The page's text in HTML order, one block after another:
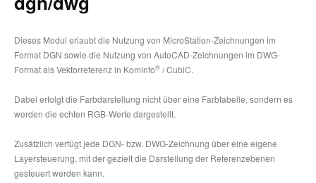
Dieses Modul erlaubt die Nutzung von MicroStation-Zeichnungen im
Format DGN sowie die Nutzung von AutoCAD-Zeichnungen im DWG-
Format als Vektorreferenz in Kominfo® / CubiC.
Dabei erfolgt die Farbdarstellung nicht über eine Farbtabelle, sondern es
werden die echten RGB-Werte dargestellt.
Zusätzlich verfügt jede DGN- bzw. DWG-Zeichnung über eine eigene
Layersteuerung, mit der gezielt die Darstellung der Referenzebenen
gesteuert werden kann.